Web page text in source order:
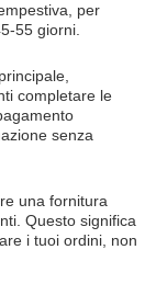
per
55 giorni.
completare le
senza
una fornitura
Questo significa
i tuoi ordini, non